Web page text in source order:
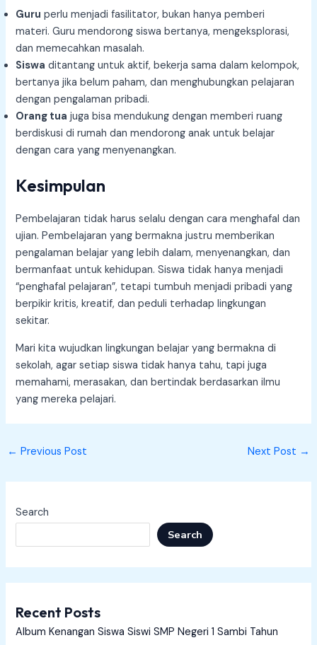
Guru perlu menjadi fasilitator, bukan hanya pemberi
materi. Guru mendorong siswa bertanya, mengeksplorasi,
dan memecahkan masalah.
Siswa ditantang untuk aktif, bekerja sama dalam kelompok,
bertanya jika belum paham, dan menghubungkan pelajaran
dengan pengalaman pribadi.
Orang tua juga bisa mendukung dengan memberi ruang
berdiskusi di rumah dan mendorong anak untuk belajar
dengan cara yang menyenangkan.
Kesimpulan
Pembelajaran tidak harus selalu dengan cara menghafal dan
ujian. Pembelajaran yang bermakna justru memberikan
pengalaman belajar yang lebih dalam, menyenangkan, dan
bermanfaat untuk kehidupan. Siswa tidak hanya menjadi
“penghafal pelajaran”, tetapi tumbuh menjadi pribadi yang
berpikir kritis, kreatif, dan peduli terhadap lingkungan
sekitar.
Mari kita wujudkan lingkungan belajar yang bermakna di
sekolah, agar setiap siswa tidak hanya tahu, tapi juga
memahami, merasakan, dan bertindak berdasarkan ilmu
yang mereka pelajari.
← Previous Post Next Post →
Search
Search
Recent Posts
Album Kenangan Siswa Siswi SMP Negeri 1 Sambi Tahun